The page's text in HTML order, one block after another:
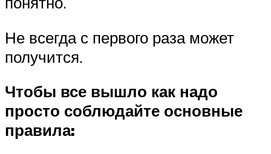
Не всегда с первого раза может
получится.
Чтобы все вышло как надо
просто соблюдайте основные
правила: